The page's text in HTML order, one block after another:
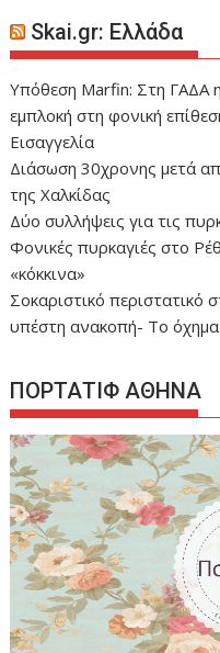
Skai.gr: Ελλάδα
Υπόθεση Marfin: Στη ΓΑΔΑ
εμπλοκή στη φονική
Εισαγγελία
Διάσωση 30χρονης μετά
της Χαλκίδας
Δύο συλλήψεις για τις
Φονικές πυρκαγιές στο
«κόκκινα»
Σοκαριστικό περιστατικό
υπέστη ανακοπή- Tο
ΠΟΡΤΑΤΙΦ ΑΘΗΝΑ